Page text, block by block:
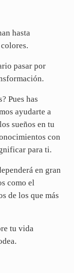
hasta
pasar por
Pues has
ayudarte a
sueños en tu
con
para ti.
en gran
como el
de los que más
tu vida